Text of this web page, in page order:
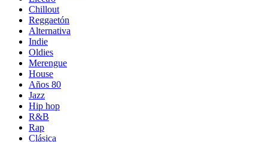
Chillout
Reggaetón
Alternativa
Indie
Oldies
Merengue
House
Años 80
Jazz
Hip hop
R&B
Rap
Clásica